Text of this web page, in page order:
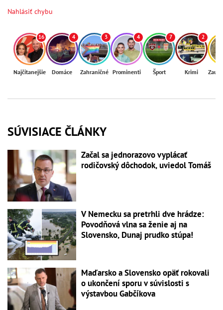
Nahlásiť chybu
16
Najčítanejšie
4
Domáce
3
Zahraničné
4
Prominenti
7
Šport
2
Krimi
SÚVISIACE ČLÁNKY
Začal sa jednorazovo vyplácať
rodičovský dôchodok, uviedol Tomáš
V Nemecku sa pretrhli dve hrádze:
Povodňová vlna sa ženie aj na
Slovensko, Dunaj prudko stúpa!
Maďarsko a Slovensko opäť rokovali
o ukončení sporu v súvislosti s
výstavbou Gabčíkova